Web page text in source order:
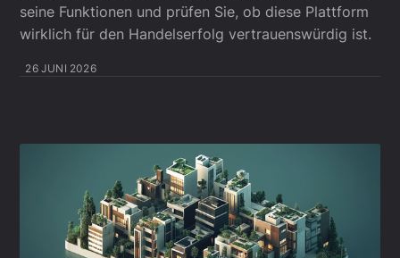
seine Funktionen und prüfen Sie, ob diese Plattform
wirklich für den Handelserfolg vertrauenswürdig ist.
26 JUNI 2026